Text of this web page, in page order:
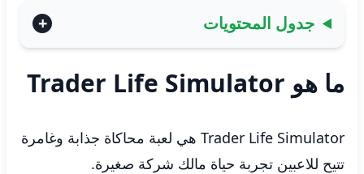
جدول المحتويات
ما هو Trader Life Simulator
Trader Life Simulator هي لعبة محاكاة جذابة وغامرة
تتيح للاعبين تجربة حياة مالك شركة صغيرة.